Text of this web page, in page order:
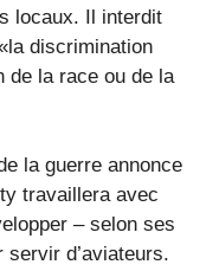
locaux. Il interdit
discrimination
de la race ou de la
la guerre annonce
travaillera avec
– selon ses
servir d’aviateurs.